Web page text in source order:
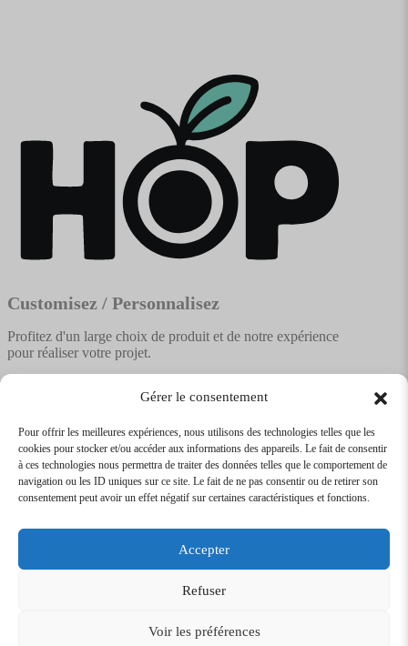
Gérer le consentement
Pour offrir les meilleures expériences, nous utilisons des technologies telles que les
cookies pour stocker et/ou accéder aux informations des appareils. Le fait de consentir
à ces technologies nous permettra de traiter des données telles que le comportement de
navigation ou les ID uniques sur ce site. Le fait de ne pas consentir ou de retirer son
consentement peut avoir un effet négatif sur certaines caractéristiques et fonctions.
Accepter
Refuser
Voir les préférences
Customisez / Personnalisez
Profitez d'un large choix de produit et de notre expérience
pour réaliser votre projet.
Textile Articles Publicitaires
Infos
Boutique en ligne
Express 24H
Tarifs Revendeurs